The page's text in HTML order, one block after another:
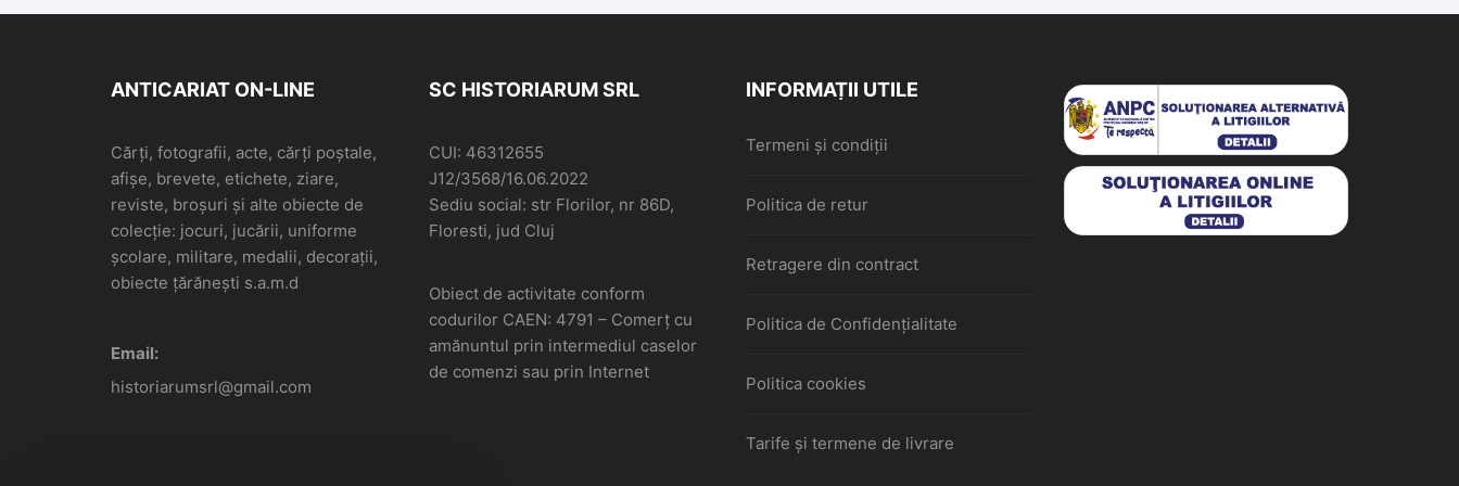
ANTICARIAT ON-LINE
Cărți, fotografii, acte, cărți poștale,
afișe, brevete, etichete, ziare,
reviste, broșuri și alte obiecte de
colecție: jocuri, jucării, uniforme
școlare, militare, medalii, decorații,
obiecte țărănești s.a.m.d
Email:
historiarumsrl@gmail.com
SC HISTORIARUM SRL
CUI: 46312655
J12/3568/16.06.2022
Sediu social: str Florilor, nr 86D,
Floresti, jud Cluj
Obiect de activitate conform
codurilor CAEN: 4791 – Comerţ cu
amănuntul prin intermediul caselor
de comenzi sau prin Internet
INFORMAȚII UTILE
Termeni și condiții
Politica de retur
Retragere din contract
Politica de Confidențialitate
Politica cookies
Tarife și termene de livrare